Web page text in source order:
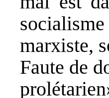
socialisme
marxiste,
Faute de